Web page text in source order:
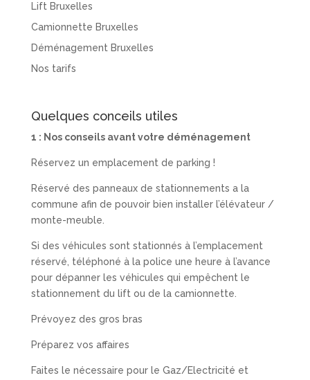
Lift Bruxelles
Camionnette Bruxelles
Déménagement Bruxelles
Nos tarifs
Quelques conceils utiles
1 : Nos conseils avant votre déménagement
Réservez un emplacement de parking !
Réservé des panneaux de stationnements a la
commune afin de pouvoir bien installer l’élévateur /
monte-meuble.
Si des véhicules sont stationnés à l’emplacement
réservé, téléphoné à la police une heure à l’avance
pour dépanner les véhicules qui empêchent le
stationnement du lift ou de la camionnette.
Prévoyez des gros bras
Préparez vos affaires
Faites le nécessaire pour le Gaz/Electricité et